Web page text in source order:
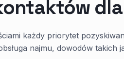
każdy priorytet
najmu, dowodów takich